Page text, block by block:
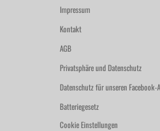
Impressum
Kontakt
AGB
Privatsphäre und Datenschutz
Datenschutz für unseren
Batteriegesetz
Cookie Einstellungen